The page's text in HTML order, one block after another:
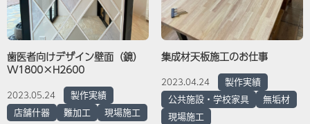
歯医者向けデザイン壁面（鏡）
W1800×H2600
2023.05.24
製作実績
店舗什器
難加工 現場施工
集成材天板施工のお仕事
2023.04.24
製作実績
公共施設・学校家具
無垢材
現場施工